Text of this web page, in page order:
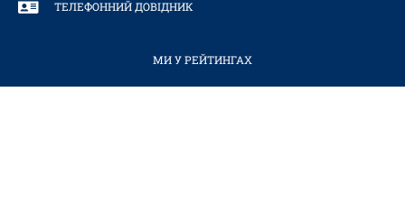
ТЕЛЕФОННИЙ ДОВІДНИК
МИ У РЕЙТИНГАХ